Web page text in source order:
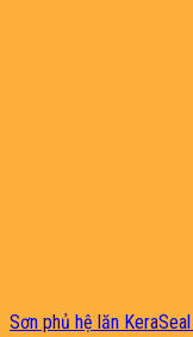
Sơn phủ hệ lăn